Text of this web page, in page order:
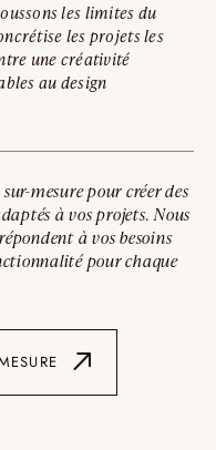
les limites du
les projets les
une créativité
au design
mesure pour créer des
à vos projets. Nous
à vos besoins
pour chaque